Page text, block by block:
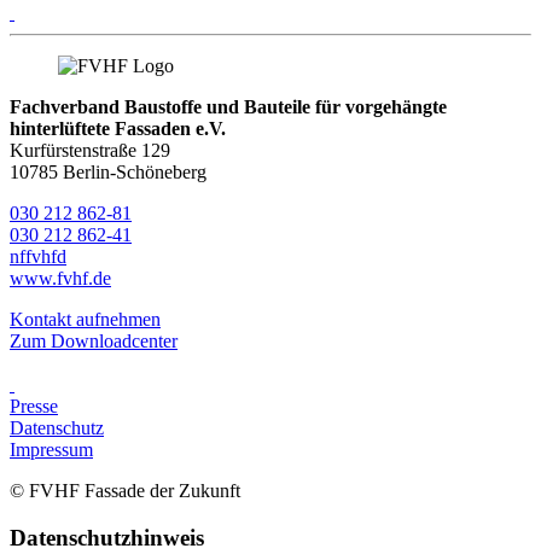
Fachverband Baustoffe und Bauteile für vorgehängte
hinterlüftete Fassaden e.V.
Kurfürstenstraße 129
10785 Berlin-Schöneberg
030 212 862-81
030 212 862-41
nffvhfd
www.fvhf.de
Kontakt aufnehmen
Zum Downloadcenter
Presse
Datenschutz
Impressum
© FVHF Fassade der Zukunft
Datenschutzhinweis